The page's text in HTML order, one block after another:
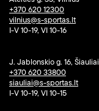
+370 620 12300
vilnius@s-sportas.lt
I-V 10-19, VI 10-16
J. Jablonskio g. 16, Šiauliai
+370 620 33800
siauliai@s-sportas.lt
I-V 10-19, VI 10-15